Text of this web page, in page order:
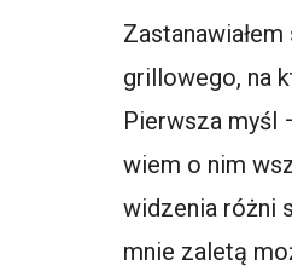
grillowego, na
Pierwsza myśl
wiem o nim
widzenia różni
mnie zaletą